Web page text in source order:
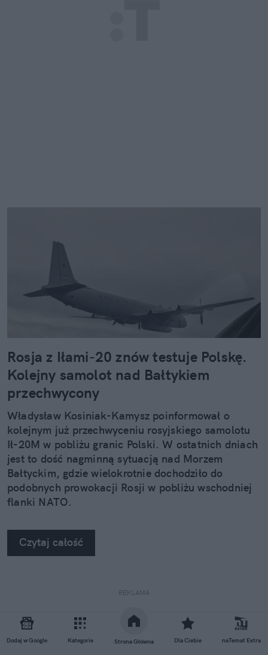
Dodaj w Google Kategorie Strona Główna Dla Ciebie naTemat Extra
Rosja z Iłami-20 znów testuje Polskę.
Kolejny samolot nad Bałtykiem
przechwycony
Władysław Kosiniak-Kamysz poinformował o
kolejnym już przechwyceniu rosyjskiego samolotu
Ił-20M w pobliżu granic Polski. W ostatnich dniach
jest to dość nagminną sytuacją nad Morzem
Bałtyckim, gdzie wielokrotnie dochodziło do
podobnych prowokacji Rosji w pobliżu wschodniej
flanki NATO.
Czytaj całość
REKLAMA